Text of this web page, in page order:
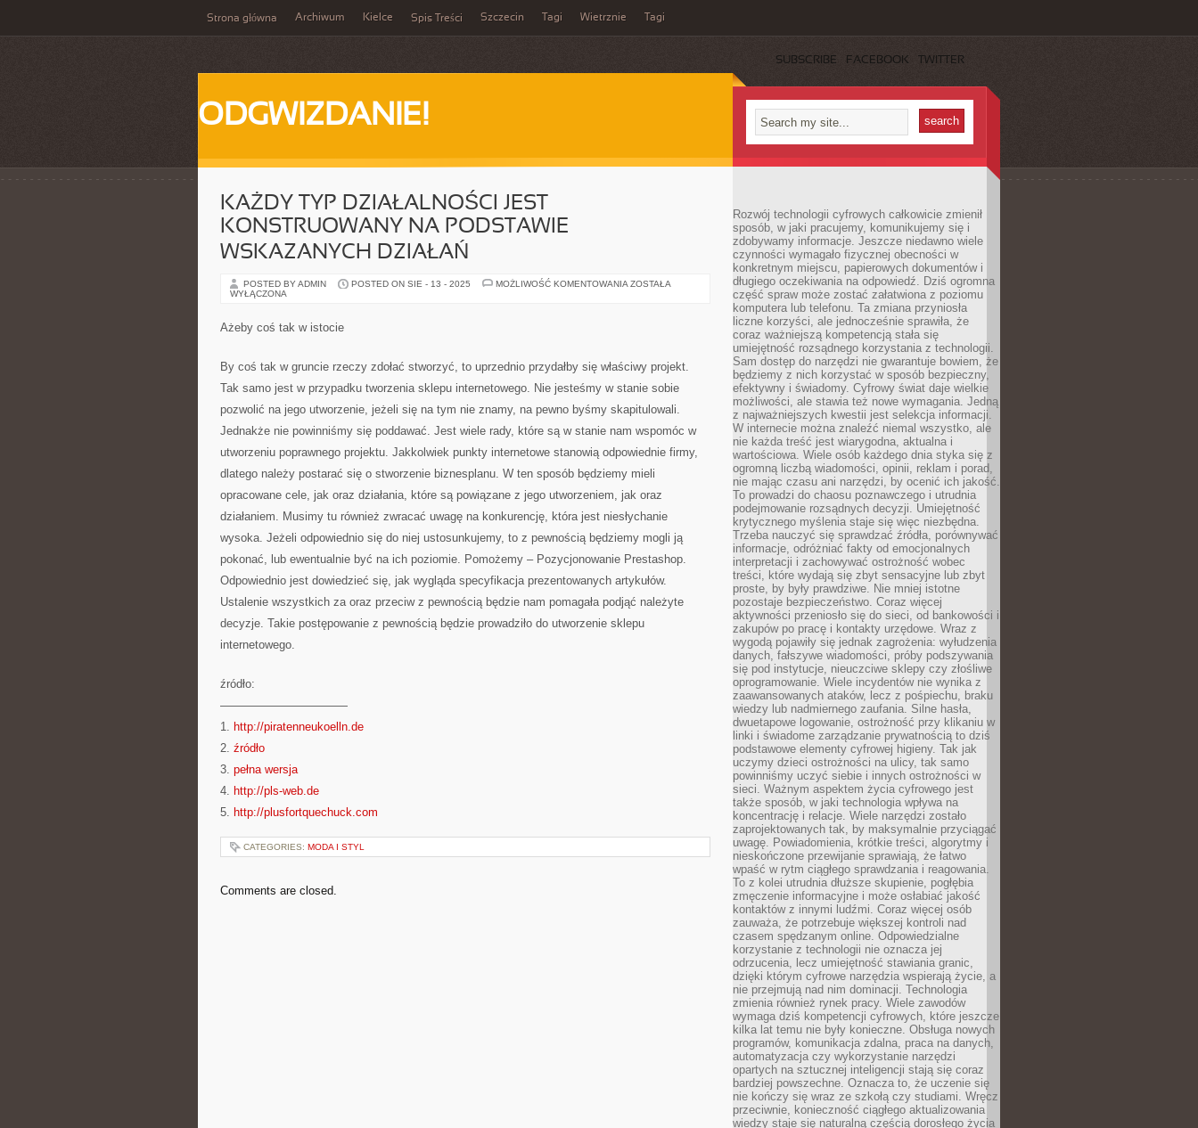
Strona główna Archiwum Kielce Spis Treści Szczecin Tagi Wietrznie Tagi
SUBSCRIBE FACEBOOK TWITTER
ODGWIZDANIE!
KAŻDY TYP DZIAŁALNOŚCI JEST
KONSTRUOWANY NA PODSTAWIE
WSKAZANYCH DZIAŁAŃ
POSTED BY ADMIN POSTED ON SIE - 13 - 2025 MOŻLIWOŚĆ KOMENTOWANIA KAŻDY
DZIAŁAŃ
ZOSTAŁA
WYŁĄCZONA
Ażeby coś tak w istocie
By coś tak w gruncie rzeczy zdołać stworzyć, to uprzednio przydałby się właściwy projekt.
Tak samo jest w przypadku tworzenia sklepu internetowego. Nie jesteśmy w stanie sobie
pozwolić na jego utworzenie, jeżeli się na tym nie znamy, na pewno byśmy skapitulowali.
Jednakże nie powinniśmy się poddawać. Jest wiele rady, które są w stanie nam wspomóc w
utworzeniu poprawnego projektu. Jakkolwiek punkty internetowe stanowią odpowiednie firmy,
dlatego należy postarać się o stworzenie biznesplanu. W ten sposób będziemy mieli
opracowane cele, jak oraz działania, które są powiązane z jego utworzeniem, jak oraz
działaniem. Musimy tu również zwracać uwagę na konkurencję, która jest niesłychanie
wysoka. Jeżeli odpowiednio się do niej ustosunkujemy, to z pewnością będziemy mogli ją
pokonać, lub ewentualnie być na ich poziomie. Pomożemy – Pozycjonowanie Prestashop.
Odpowiednio jest dowiedzieć się, jak wygląda specyfikacja prezentowanych artykułów.
Ustalenie wszystkich za oraz przeciw z pewnością będzie nam pomagała podjąć należyte
decyzje. Takie postępowanie z pewnością będzie prowadziło do utworzenie sklepu
internetowego.
źródło:
———————————
1. http://piratenneukoelln.de
2. źródło
3. pełna wersja
4. http://pls-web.de
5. http://plusfortquechuck.com
CATEGORIES: MODA I STYL
Comments are closed.
Rozwój technologii cyfrowych całkowicie zmienił
sposób, w jaki pracujemy, komunikujemy się i
zdobywamy informacje. Jeszcze niedawno wiele
czynności wymagało fizycznej obecności w
konkretnym miejscu, papierowych dokumentów i
długiego oczekiwania na odpowiedź. Dziś ogromna
część spraw może zostać załatwiona z poziomu
komputera lub telefonu. Ta zmiana przyniosła
liczne korzyści, ale jednocześnie sprawiła, że
coraz ważniejszą kompetencją stała się
umiejętność rozsądnego korzystania z technologii.
Sam dostęp do narzędzi nie gwarantuje bowiem, że
będziemy z nich korzystać w sposób bezpieczny,
efektywny i świadomy. Cyfrowy świat daje wielkie
możliwości, ale stawia też nowe wymagania. Jedną
z najważniejszych kwestii jest selekcja informacji.
W internecie można znaleźć niemal wszystko, ale
nie każda treść jest wiarygodna, aktualna i
wartościowa. Wiele osób każdego dnia styka się z
ogromną liczbą wiadomości, opinii, reklam i porad,
nie mając czasu ani narzędzi, by ocenić ich jakość.
To prowadzi do chaosu poznawczego i utrudnia
podejmowanie rozsądnych decyzji. Umiejętność
krytycznego myślenia staje się więc niezbędna.
Trzeba nauczyć się sprawdzać źródła, porównywać
informacje, odróżniać fakty od emocjonalnych
interpretacji i zachowywać ostrożność wobec
treści, które wydają się zbyt sensacyjne lub zbyt
proste, by były prawdziwe. Nie mniej istotne
pozostaje bezpieczeństwo. Coraz więcej
aktywności przeniosło się do sieci, od bankowości i
zakupów po pracę i kontakty urzędowe. Wraz z
wygodą pojawiły się jednak zagrożenia: wyłudzenia
danych, fałszywe wiadomości, próby podszywania
się pod instytucje, nieuczciwe sklepy czy złośliwe
oprogramowanie. Wiele incydentów nie wynika z
zaawansowanych ataków, lecz z pośpiechu, braku
wiedzy lub nadmiernego zaufania. Silne hasła,
dwuetapowe logowanie, ostrożność przy klikaniu w
linki i świadome zarządzanie prywatnością to dziś
podstawowe elementy cyfrowej higieny. Tak jak
uczymy dzieci ostrożności na ulicy, tak samo
powinniśmy uczyć siebie i innych ostrożności w
sieci. Ważnym aspektem życia cyfrowego jest
także sposób, w jaki technologia wpływa na
koncentrację i relacje. Wiele narzędzi zostało
zaprojektowanych tak, by maksymalnie przyciągać
uwagę. Powiadomienia, krótkie treści, algorytmy i
nieskończone przewijanie sprawiają, że łatwo
wpaść w rytm ciągłego sprawdzania i reagowania.
To z kolei utrudnia dłuższe skupienie, pogłębia
zmęczenie informacyjne i może osłabiać jakość
kontaktów z innymi ludźmi. Coraz więcej osób
zauważa, że potrzebuje większej kontroli nad
czasem spędzanym online. Odpowiedzialne
korzystanie z technologii nie oznacza jej
odrzucenia, lecz umiejętność stawiania granic,
dzięki którym cyfrowe narzędzia wspierają życie, a
nie przejmują nad nim dominacji. Technologia
zmienia również rynek pracy. Wiele zawodów
wymaga dziś kompetencji cyfrowych, które jeszcze
kilka lat temu nie były konieczne. Obsługa nowych
programów, komunikacja zdalna, praca na danych,
automatyzacja czy wykorzystanie narzędzi
opartych na sztucznej inteligencji stają się coraz
bardziej powszechne. Oznacza to, że uczenie się
nie kończy się wraz ze szkołą czy studiami. Wręcz
przeciwnie, konieczność ciągłego aktualizowania
wiedzy staje się naturalną częścią dorosłego życia